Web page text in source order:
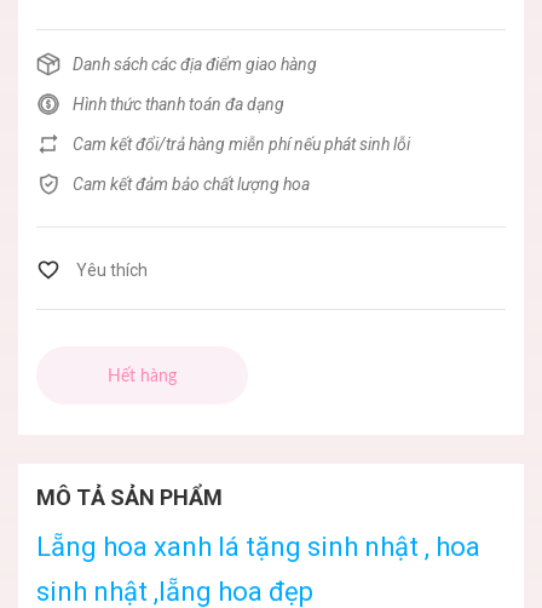
Danh sách các địa điểm giao hàng
Hình thức thanh toán đa dạng
Cam kết đổi/trả hàng miễn phí nếu phát sinh lỗi
Cam kết đảm bảo chất lượng hoa
Hết hàng
MÔ TẢ SẢN PHẨM
Lẵng hoa xanh lá tặng sinh nhật , hoa
sinh nhật ,lẵng hoa đẹp